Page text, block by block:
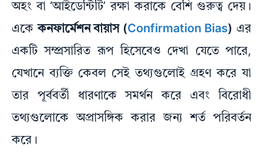
অহং বা ‘আইডেন্টিটি’ রক্ষা করাকে বেশি গুরুত্ব দেয়।
একেকনফার্মেশন বায়াস (Confirmation Bias) এর
একটি সম্প্রসারিত রূপ হিসেবেও দেখা যেতে পারে,
যেখানে ব্যক্তি কেবল সেই তথ্যগুলোই গ্রহণ করে যা
তার পূর্ববর্তী ধারণাকে সমর্থন করে এবং বিরোধী
তথ্যগুলোকে অপ্রাসঙ্গিক করার জন্য শর্ত পরিবর্তন
করে।